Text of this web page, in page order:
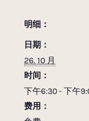
明细：
日期：
26. 10 月
时间：
下午6:30 - 下午
费用：